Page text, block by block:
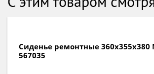
Сиденье ремонтные 360х355х380
567035